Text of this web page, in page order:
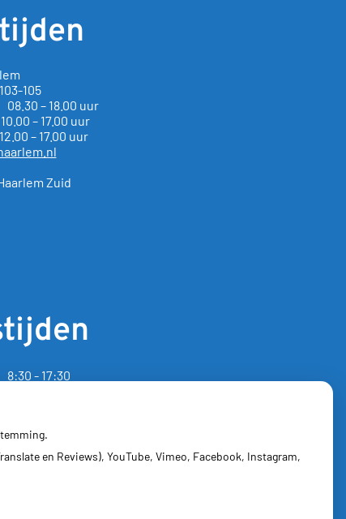
103-105
– 18.00 uur
17.00 uur
17.00 uur
Zuid
8:30 - 17:30
8:30 - 17:30
8:30 - 17:30en Reviews), YouTube, Vimeo, Facebook, Instagram,